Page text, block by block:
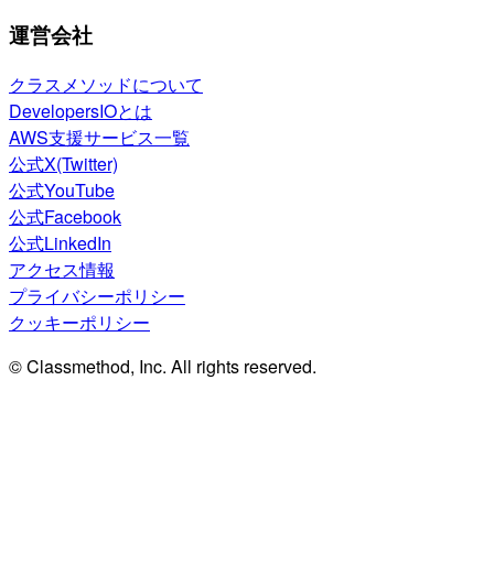
運営会社
クラスメソッドについて
DevelopersIOとは
AWS支援サービス一覧
公式X(Twitter)
公式YouTube
公式Facebook
公式LinkedIn
アクセス情報
プライバシーポリシー
クッキーポリシー
© Classmethod, Inc. All rights reserved.